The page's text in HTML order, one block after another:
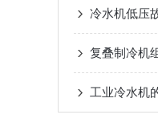
冷水机低压
复叠制冷机
工业冷水机